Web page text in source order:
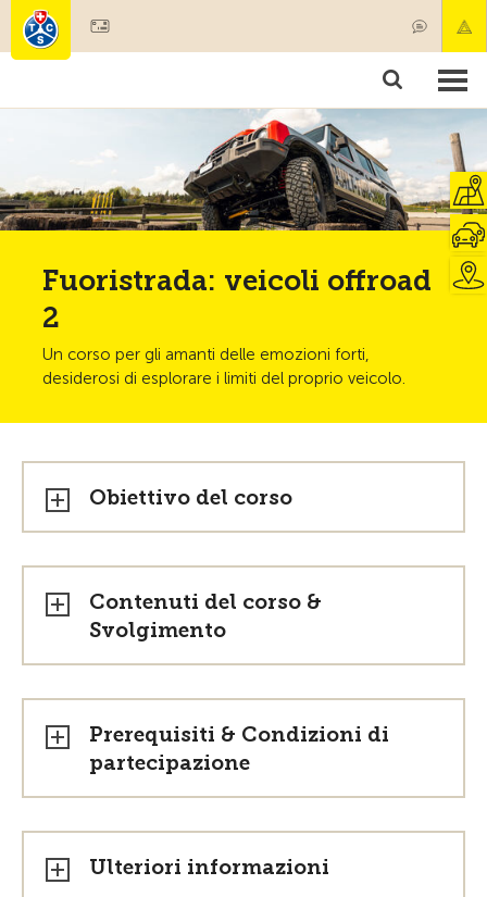
Societariato & prestazioni
Fuoristrada: veicoli offroad
2
Un corso per gli amanti delle emozioni forti,
desiderosi di esplorare i limiti del proprio veicolo.
Obiettivo del corso
Contenuti del corso &
Svolgimento
Prerequisiti & Condizioni di
partecipazione
Ulteriori informazioni